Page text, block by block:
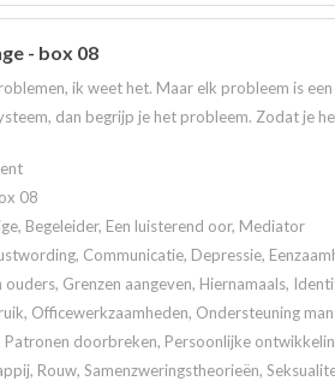
- box 08
ik weet het. Maar elk probleem is een
dan begrijp je het probleem. Zodat je
08
Begeleider, Een luisterend oor, Mediator
Communicatie, Depressie,
ouders, Grenzen aangeven, Hiernamaals,
Officewerkzaamheden, Ondersteuning
Patronen doorbreken, Persoonlijke
Rouw, Samenzweringstheorieën,